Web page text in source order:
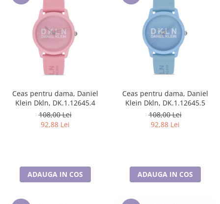
Ceas pentru dama, Daniel
Klein Dkln, DK.1.12645.4
108,00 Lei
92,88 Lei
ADAUGA IN COS
Ceas pentru dama, Daniel
Klein Dkln, DK.1.12645.5
108,00 Lei
92,88 Lei
ADAUGA IN COS